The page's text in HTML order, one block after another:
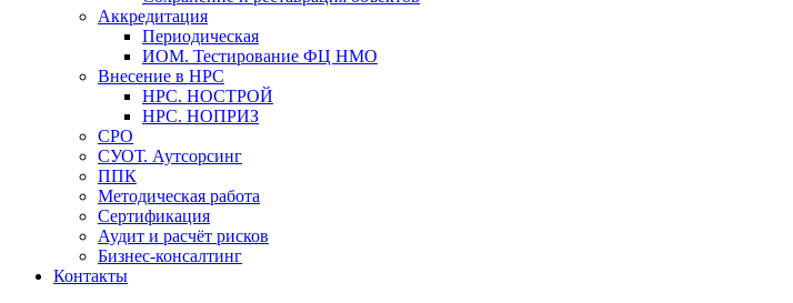
Аккредитация
Периодическая
ИОМ. Тестирование ФЦ НМО
Внесение в НРС
НРС. НОСТРОЙ
НРС. НОПРИЗ
СРО
СУОТ. Аутсорсинг
ППК
Методическая работа
Сертификация
Аудит и расчёт рисков
Бизнес-консалтинг
Контакты